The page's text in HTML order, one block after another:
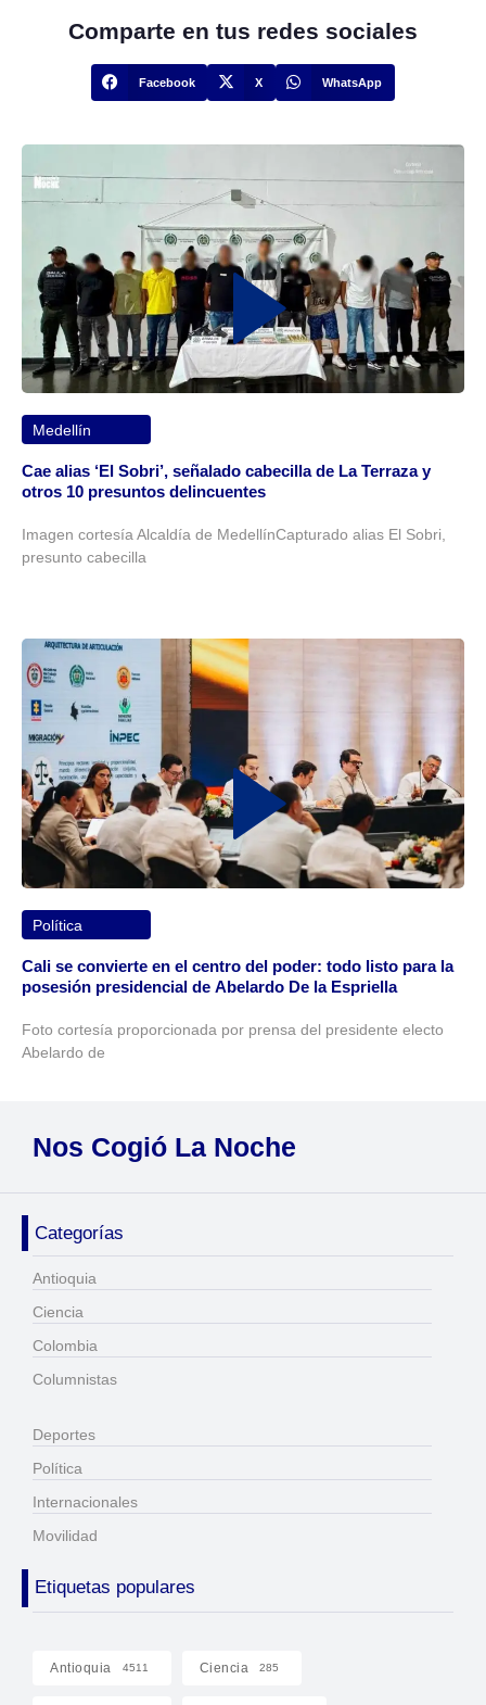
Comparte en tus redes sociales
Facebook X WhatsApp
Medellín
Cae alias ‘El Sobri’, señalado cabecilla de La Terraza y
otros 10 presuntos delincuentes
Imagen cortesía Alcaldía de MedellínCapturado alias El Sobri,
presunto cabecilla
Política
Cali se convierte en el centro del poder: todo listo para la
posesión presidencial de Abelardo De la Espriella
Foto cortesía proporcionada por prensa del presidente electo
Abelardo de
Nos Cogió La Noche
Categorías
Antioquia
Ciencia
Colombia
Columnistas
Deportes
Política
Internacionales
Movilidad
Etiquetas populares
Antioquia 4511 Ciencia 285